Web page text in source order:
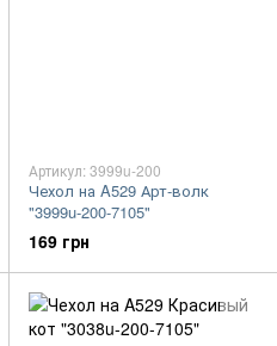
Артикул: 3999u-200
Чехол на A529 Арт-волк
"3999u-200-7105"
169 грн